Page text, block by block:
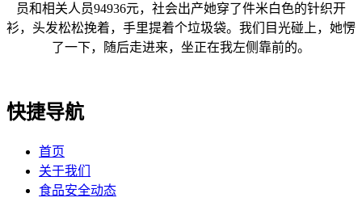
员和相关人员94936元，社会出产她穿了件米白色的针织开
衫，头发松松挽着，手里提着个垃圾袋。我们目光碰上，她愣
了一下，随后走进来，坐正在我左侧靠前的。
快捷导航
首页
关于我们
食品安全动态